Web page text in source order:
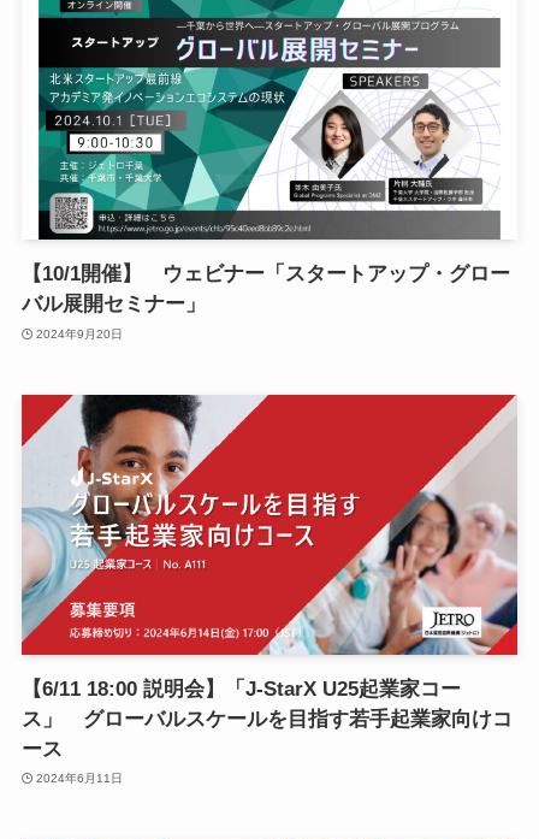
【10/1開催】 ウェビナー「スタートアップ・グロー
バル展開セミナー」
2024年9月20日
【6/11 18:00 説明会】「J-StarX U25起業家コー
ス」 グローバルスケールを目指す若手起業家向けコ
ース
2024年6月11日